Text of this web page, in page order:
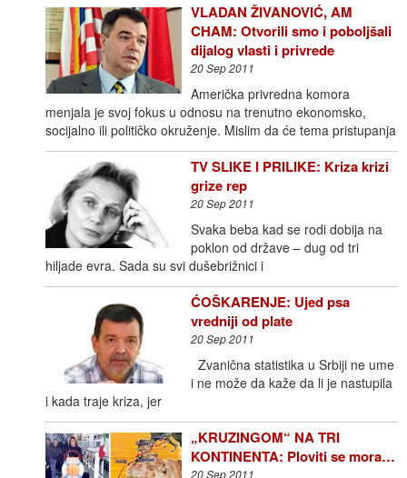
VLADAN ŽIVANOVIĆ, AM
CHAM: Otvorili smo i poboljšali
dijalog vlasti i privrede
20 Sep 2011
Američka privredna komora
menjala je svoj fokus u odnosu na trenutno ekonomsko,
socijalno ili političko okruženje. Mislim da će tema pristupanja
TV SLIKE I PRILIKE: Kriza krizi
grize rep
20 Sep 2011
Svaka beba kad se rodi dobija na
poklon od države – dug od tri
hiljade evra. Sada su svi dušebrižnici i
ĆOŠKARENJE: Ujed psa
vredniji od plate
20 Sep 2011
Zvanična statistika u Srbiji ne ume
i ne može da kaže da li je nastupila
i kada traje kriza, jer
„KRUZINGOM“ NA TRI
KONTINENTA: Ploviti se mora…
20 Sep 2011